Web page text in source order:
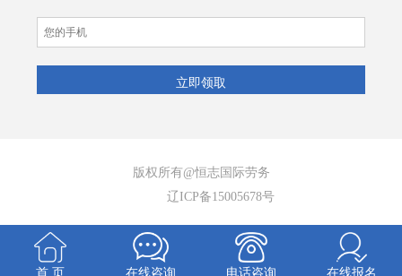
版权所有@恒志国际劳务
辽ICP备15005678号
首 页 在线咨询 电话咨询 在线报名